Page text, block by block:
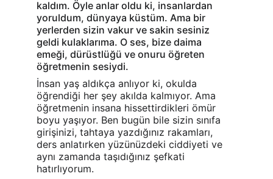
kaldım. Öyle anlar oldu ki, insanlardan
yoruldum, dünyaya küstüm. Ama bir
yerlerden sizin vakur ve sakin sesiniz
geldi kulaklarıma. O ses, bize daima
emeği, dürüstlüğü ve onuru öğreten
öğretmenin sesiydi.
İnsan yaş aldıkça anlıyor ki, okulda
öğrendiği her şey akılda kalmıyor. Ama
öğretmenin insana hissettirdikleri ömür
boyu yaşıyor. Ben bugün bile sizin sınıfa
girişinizi, tahtaya yazdığınız rakamları,
ders anlatırken yüzünüzdeki ciddiyeti ve
aynı zamanda taşıdığınız şefkati
hatırlıyorum.